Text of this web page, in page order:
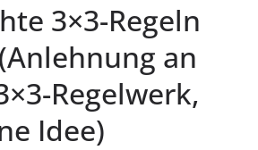
3×3-Regeln
an
Regelwerk,
Idee)